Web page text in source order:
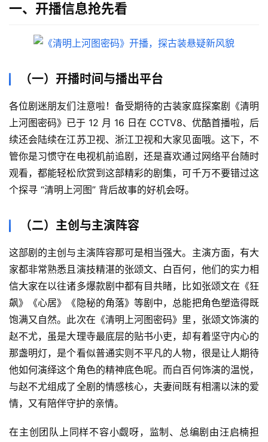
一、开播信息抢先看
（一）开播时间与播出平台
各位剧迷朋友们注意啦！备受期待的古装家庭探案剧《清明
上河图密码》已于 12 月 16 日在 CCTV8、优酷首播啦，后
续还会陆续在江苏卫视、浙江卫视和大家见面哦。这下，不
管你是习惯守在电视机前追剧，还是喜欢通过网络平台随时
观看，都能轻松欣赏到这部精彩的剧集，可千万不要错过这
个探寻 “清明上河图” 背后故事的好机会呀。
（二）主创与主演阵容
这部剧的主创与主演阵容那可是相当强大。主演方面，有大
家都非常熟悉且演技精湛的张颂文、白百何，他们的实力相
信大家在以往诸多爆款剧中都有目共睹，比如张颂文在《狂
飙》《心居》《隐秘的角落》等剧中，总能把角色塑造得既
饱满又自然。此次在《清明上河图密码》里，张颂文饰演的
赵不尤，虽是大理寺最底层的贴书小吏，却有着坚守内心的
那盏明灯，是个看似普通实则不平凡的人物，很是让人期待
他如何演绎这个角色的精神底色呢。而白百何饰演的温悦，
与赵不尤组成了全剧的情感核心，夫妻间既有相濡以沫的爱
情，又有陪伴守护的亲情。
在主创团队上同样不容小觑呀，监制、总编剧由汪启楠担